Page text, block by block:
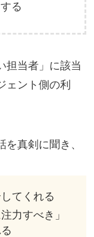
る
担当者」に該当
ェント側の利
真剣に聞き、
てくれる
力すべき」